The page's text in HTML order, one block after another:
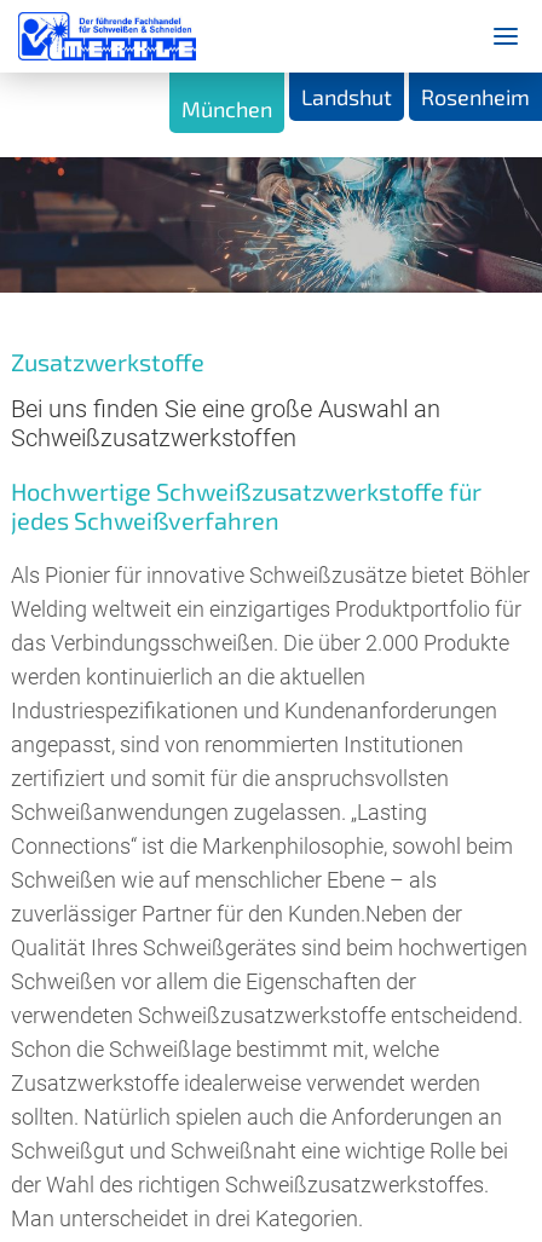
München Landshut Rosenheim
Zusatzwerkstoffe
Bei uns finden Sie eine große Auswahl an
Schweißzusatzwerkstoffen
Hochwertige Schweißzusatzwerkstoffe für
jedes Schweißverfahren
Als Pionier für innovative Schweißzusätze bietet Böhler
Welding weltweit ein einzigartiges Produktportfolio für
das Verbindungsschweißen. Die über 2.000 Produkte
werden kontinuierlich an die aktuellen
Industriespezifikationen und Kundenanforderungen
angepasst, sind von renommierten Institutionen
zertifiziert und somit für die anspruchsvollsten
Schweißanwendungen zugelassen. „Lasting
Connections“ ist die Markenphilosophie, sowohl beim
Schweißen wie auf menschlicher Ebene – als
zuverlässiger Partner für den Kunden.Neben der
Qualität Ihres Schweißgerätes sind beim hochwertigen
Schweißen vor allem die Eigenschaften der
verwendeten Schweißzusatzwerkstoffe entscheidend.
Schon die Schweißlage bestimmt mit, welche
Zusatzwerkstoffe idealerweise verwendet werden
sollten. Natürlich spielen auch die Anforderungen an
Schweißgut und Schweißnaht eine wichtige Rolle bei
der Wahl des richtigen Schweißzusatzwerkstoffes.
Man unterscheidet in drei Kategorien.